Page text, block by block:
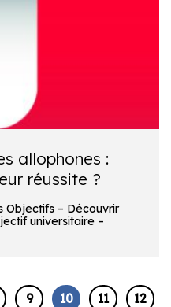
allophones :
réussite ?
Objectifs – Découvrir
universitaire –
9 10 11
12